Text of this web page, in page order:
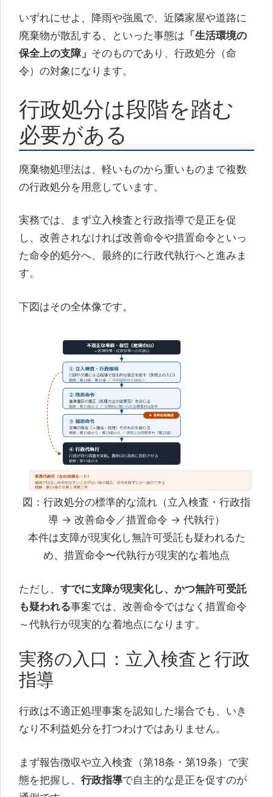
いずれにせよ、降雨や強風で、近隣家屋や道路に
廃棄物が散乱する、といった事態は 「生活環境の
保全上の支障」 そのものであり、行政処分（命
令）の対象になります。
行政処分は段階を踏む
必要がある
廃棄物処理法は、軽いものから重いものまで複数
の行政処分を用意しています。
実務では、まず立入検査と行政指導で是正を促
し、改善されなければ改善命令や措置命令といっ
た命令的処分へ、最終的に行政代執行へと進みま
す。
下図はその全体像です。
図：行政処分の標準的な流れ（立入検査・行政指
導 → 改善命令／措置命令 → 代執行）
本件は支障が現実化し無許可受託も疑われるた
め、措置命令〜代執行が現実的な着地点
ただし、 すでに支障が現実化し、かつ無許可受託
も疑われる事案では、改善命令ではなく措置命令
～代執行が現実的な着地点になります。
実務の入口：立入検査と行政
指導
行政は不適正処理事案を認知した場合でも、いき
なり不利益処分を打つわけではありません。
まず報告徴収や立入検査（第18条・第19条）で実
態を把握し、 行政指導で自主的な是正を促すのが